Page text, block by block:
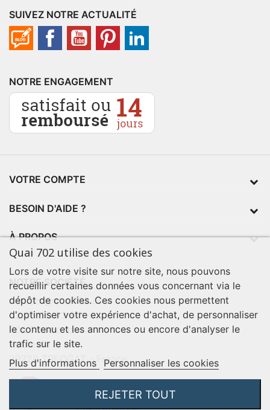
SUIVEZ NOTRE ACTUALITÉ
NOTRE ENGAGEMENT
VOTRE COMPTE
BESOIN D'AIDE ?
À PROPOS
NOTRE SOCIÉTÉ
contact@quai702.com
02 98 55 93 94
702 Tourne-Ici
Route de la mer
29720 TREOGAT - France
Quai 702 utilise des cookies
Lors de votre visite sur notre site, nous pouvons
recueillir certaines données vous concernant via le
dépôt de cookies. Ces cookies nous permettent
d'optimiser votre expérience d'achat, de personnaliser
le contenu et les annonces ou encore d'analyser le
trafic sur le site.
Plus d'informations
Personnaliser les cookies
REJETER TOUT